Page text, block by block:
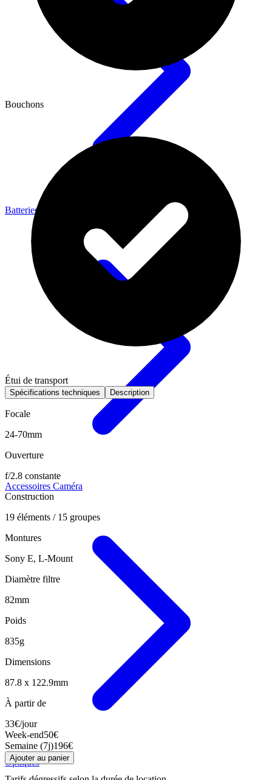
Batteries & Énergie
Accessoires Caméra
Optiques
Bouchons
Étui de transport
Spécifications techniques Description
Focale
24-70mm
Ouverture
f/2.8 constante
Construction
19 éléments / 15 groupes
Montures
Sony E, L-Mount
Diamètre filtre
82mm
Poids
835g
Dimensions
87.8 x 122.9mm
À partir de
33€/jour
Week-end50€
Semaine (7j)196€
Ajouter au panier